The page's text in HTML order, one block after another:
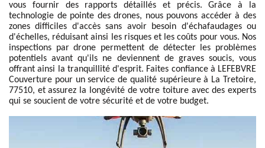
vous fournir des rapports détaillés et précis. Grâce à la
technologie de pointe des drones, nous pouvons accéder à des
zones difficiles d'accès sans avoir besoin d'échafaudages ou
d'échelles, réduisant ainsi les risques et les coûts pour vous. Nos
inspections par drone permettent de détecter les problèmes
potentiels avant qu'ils ne deviennent de graves soucis, vous
offrant ainsi la tranquillité d'esprit. Faites confiance à LEFEBVRE
Couverture pour un service de qualité supérieure à La Tretoire,
77510, et assurez la longévité de votre toiture avec des experts
qui se soucient de votre sécurité et de votre budget.